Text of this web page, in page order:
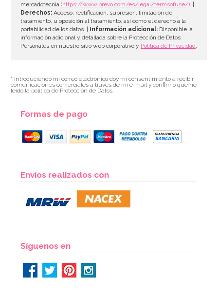
1,95€
mercadotecnia(https://www.brevo.com/es/legal/termsofuse/). |
Derechos: Acceso, rectificación, supresión, limitación de
tratamiento, u oposición al tratamiento, así como el derecho a la
portabilidad de los datos. |
Información adicional: Disponible la
información adicional y detallada sobre la Protección de Datos
Personales en nuestro sitio web corporativo y Política de Privacidad.
* Introduciendo mi correo electrónico doy mi consentimiento a recibir
comunicaciones comerciales a través de mi e-mail y confirmo que he
leído la política de Protección de Datos.
Formas de pago
Envíos realizados con
Síguenos en